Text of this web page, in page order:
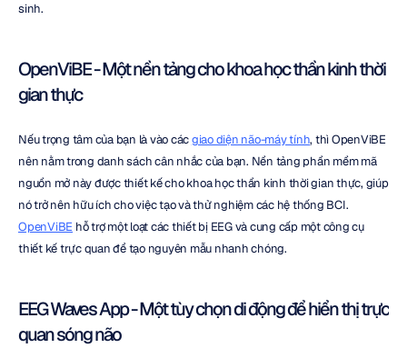
sinh.
OpenViBE - Một nền tảng cho khoa học thần kinh thời
gian thực
Nếu trọng tâm của bạn là vào các giao diện não-máy tính, thì OpenViBE
nên nằm trong danh sách cân nhắc của bạn. Nền tảng phần mềm mã
nguồn mở này được thiết kế cho khoa học thần kinh thời gian thực, giúp
OpenViBE hỗ trợ một loạt các thiết bị EEG và cung cấp một công cụ
thiết kế trực quan để tạo nguyên mẫu nhanh chóng.
EEG Waves App - Một tùy chọn di động để hiển thị trực
quan sóng não